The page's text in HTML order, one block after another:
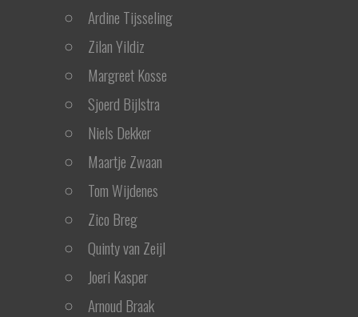
Ardine Tijsseling
Zilan Yildiz
Margreet Kosse
Sjoerd Bijlstra
Niels Dekker
Maartje Zwaan
Tom Wijdenes
Zico Breg
Quinty van Zeijl
Joeri Kasper
Arnoud Braak